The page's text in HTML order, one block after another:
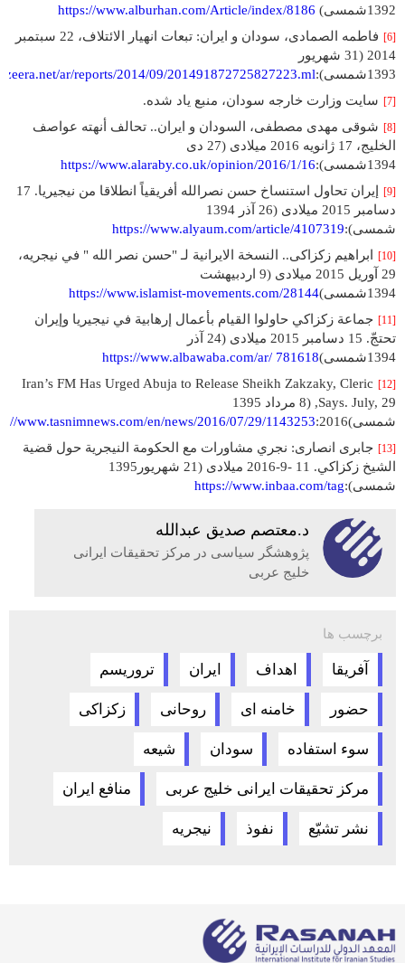
1392شمسى)
https://www.alburhan.com/Article/index/8186
[6]
فاطمه الصمادی، سودان و ایران: تبعات انهيار الائتلاف، 22 سبتمبر
2014 (31 شهریور
1393شمسی):
ar/reports/2014/09/201491872725827223.ml
[7] سایت وزارت خارجه سودان، منبع ياد شده.
[8]
شوقی مهدی مصطفی، السودان و ایران.. تحالف أنهته عواصف
الخليج، 17 ژانویه 2016 میلادی (27 دی
1394شمسی):
https://www.alaraby.co.uk/opinion/2016/1/16
[9]
إيران تحاول استنساخ حسن نصرالله أفريقياً انطلاقا من نيجيريا. 17
دسامبر 2015 میلادی (26 آذر 1394
شمسی):https://www.alyaum.com/article/4107319
[10]
ابراهیم زکزاکی.. النسخة الایرانیة لـ "حسن نصر الله " في نیجریه،
29 آوریل 2015 میلادی (9 اردبیهشت
1394شمسی)
https://www.islamist-movements.com/28144
[11]
جماعة زكزاكي حاولوا القيام بأعمال إرهابية في نيجيريا وإيران
تحتجّ. 15 دسامبر 2015 میلادی (24 آذر
1394شمسی)
https://www.albawaba.com/ar/ 781618
[12]
Iran’s FM Has Urged Abuja to Release Sheikh Zakzaky, Cleric
Says. July, 29, (8 مرداد 1395
شمسی)2016:
www.tasnimnews.com/en/news/2016/07/29/1143253
[13]
جابری انصاری: نجري مشاورات مع الحكومة النيجرية حول قضية
الشيخ زكزاكي. 11 -9-2016 میلادی (21 شهریور1395
شمسی):https://www.inbaa.com/tag
د.معتصم صديق عبدالله
پژوهشگر سیاسی در مرکز تحقیقات ایرانی
خلیج عربی
برچسب ها
آفریقا اهداف ایران تروریسم
حضور خامنه ای روحانی زکزاکی
سوء استفاده سودان شیعه
مرکز تحقیقات ایرانی خلیج عربی منافع ایران
نشر تشيّع نفوذ نیجریه